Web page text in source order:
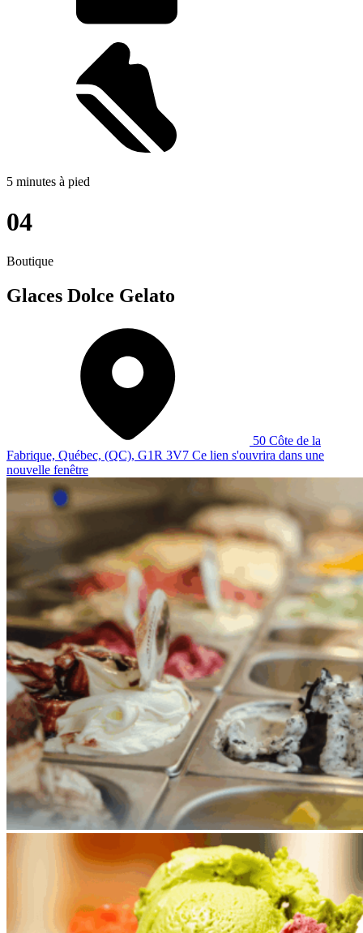
5 minutes à pied
04
Boutique
Glaces Dolce Gelato
50 Côte de la
Fabrique, Québec, (QC), G1R 3V7 Ce lien s'ouvrira dans une
nouvelle fenêtre